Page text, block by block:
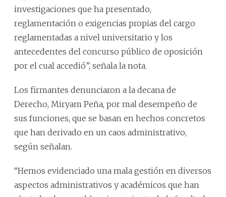
investigaciones que ha presentado,
reglamentación o exigencias propias del cargo
reglamentadas a nivel universitario y los
antecedentes del concurso público de oposición
por el cual accedió”, señala la nota.
Los firmantes denunciaron a la decana de
Derecho, Miryam Peña, por mal desempeño de
sus funciones, que se basan en hechos concretos
que han derivado en un caos administrativo,
según señalan.
“Hemos evidenciado una mala gestión en diversos
aspectos administrativos y académicos que han